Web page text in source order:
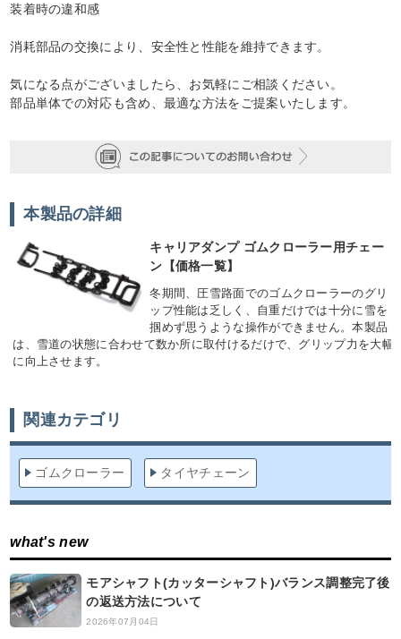
装着時の違和感
消耗部品の交換により、安全性と性能を維持できます。
気になる点がございましたら、お気軽にご相談ください。
部品単体での対応も含め、最適な方法をご提案いたします。
本製品の詳細
キャリアダンプ ゴムクローラー用チェー
ン【価格一覧】
冬期間、圧雪路面でのゴムクローラーのグリ
ップ性能は乏しく、自重だけでは十分に雪を
掴めず思うような操作ができません。本製品
は、雪道の状態に合わせて数か所に取付けるだけで、グリップ力を大幅
に向上させます。
関連カテゴリ
ゴムクローラー タイヤチェーン
what's new
モアシャフト(カッターシャフト)バランス調整完了後
の返送方法について
2026年07月04日